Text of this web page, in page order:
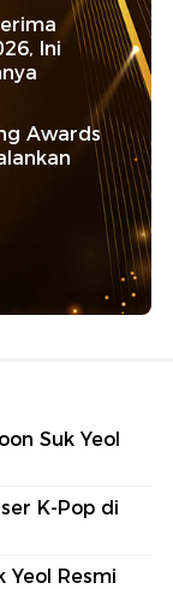
Ini
Awards
Suk Yeol
K-Pop di
Yeol Resmi